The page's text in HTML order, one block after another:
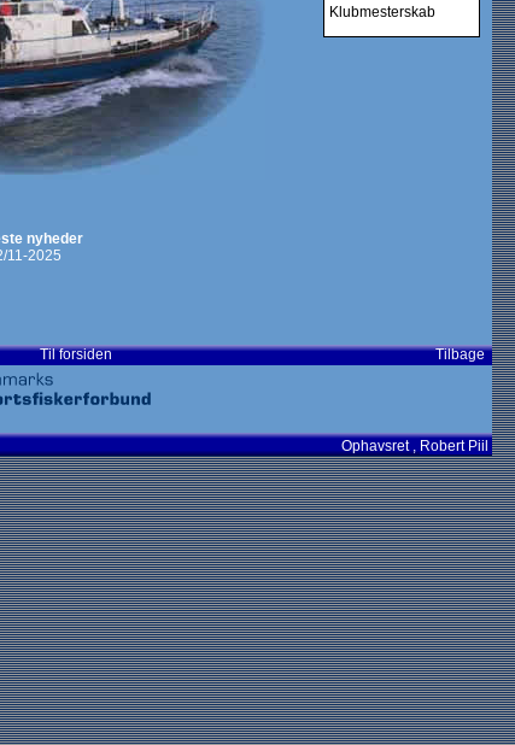
nyheder
11-2025
Klubmesterskab
Til forsiden Tilbage
Ophavsret , Robert Piil